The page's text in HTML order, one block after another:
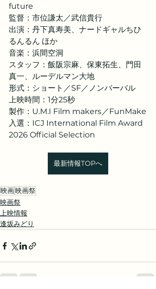
future
監督：市位謙太／武信貴行
出演：丹下真寿美、ナードギャルちひ
るんるん ほか
音楽：浜間空洞
スタッフ：飯阪宗麻、保東拓生、門田
真一、ルーデルマン大地
形式：ショート／SF／ノンバーバル
上映時間：1分25秒
製作：U.M.I Film makers／FunMake
入選：ICJ International Film Award
2026 Official Selection
最新情報TOPへ
映画映画祭
映画祭
上映情報
逢坂みどり